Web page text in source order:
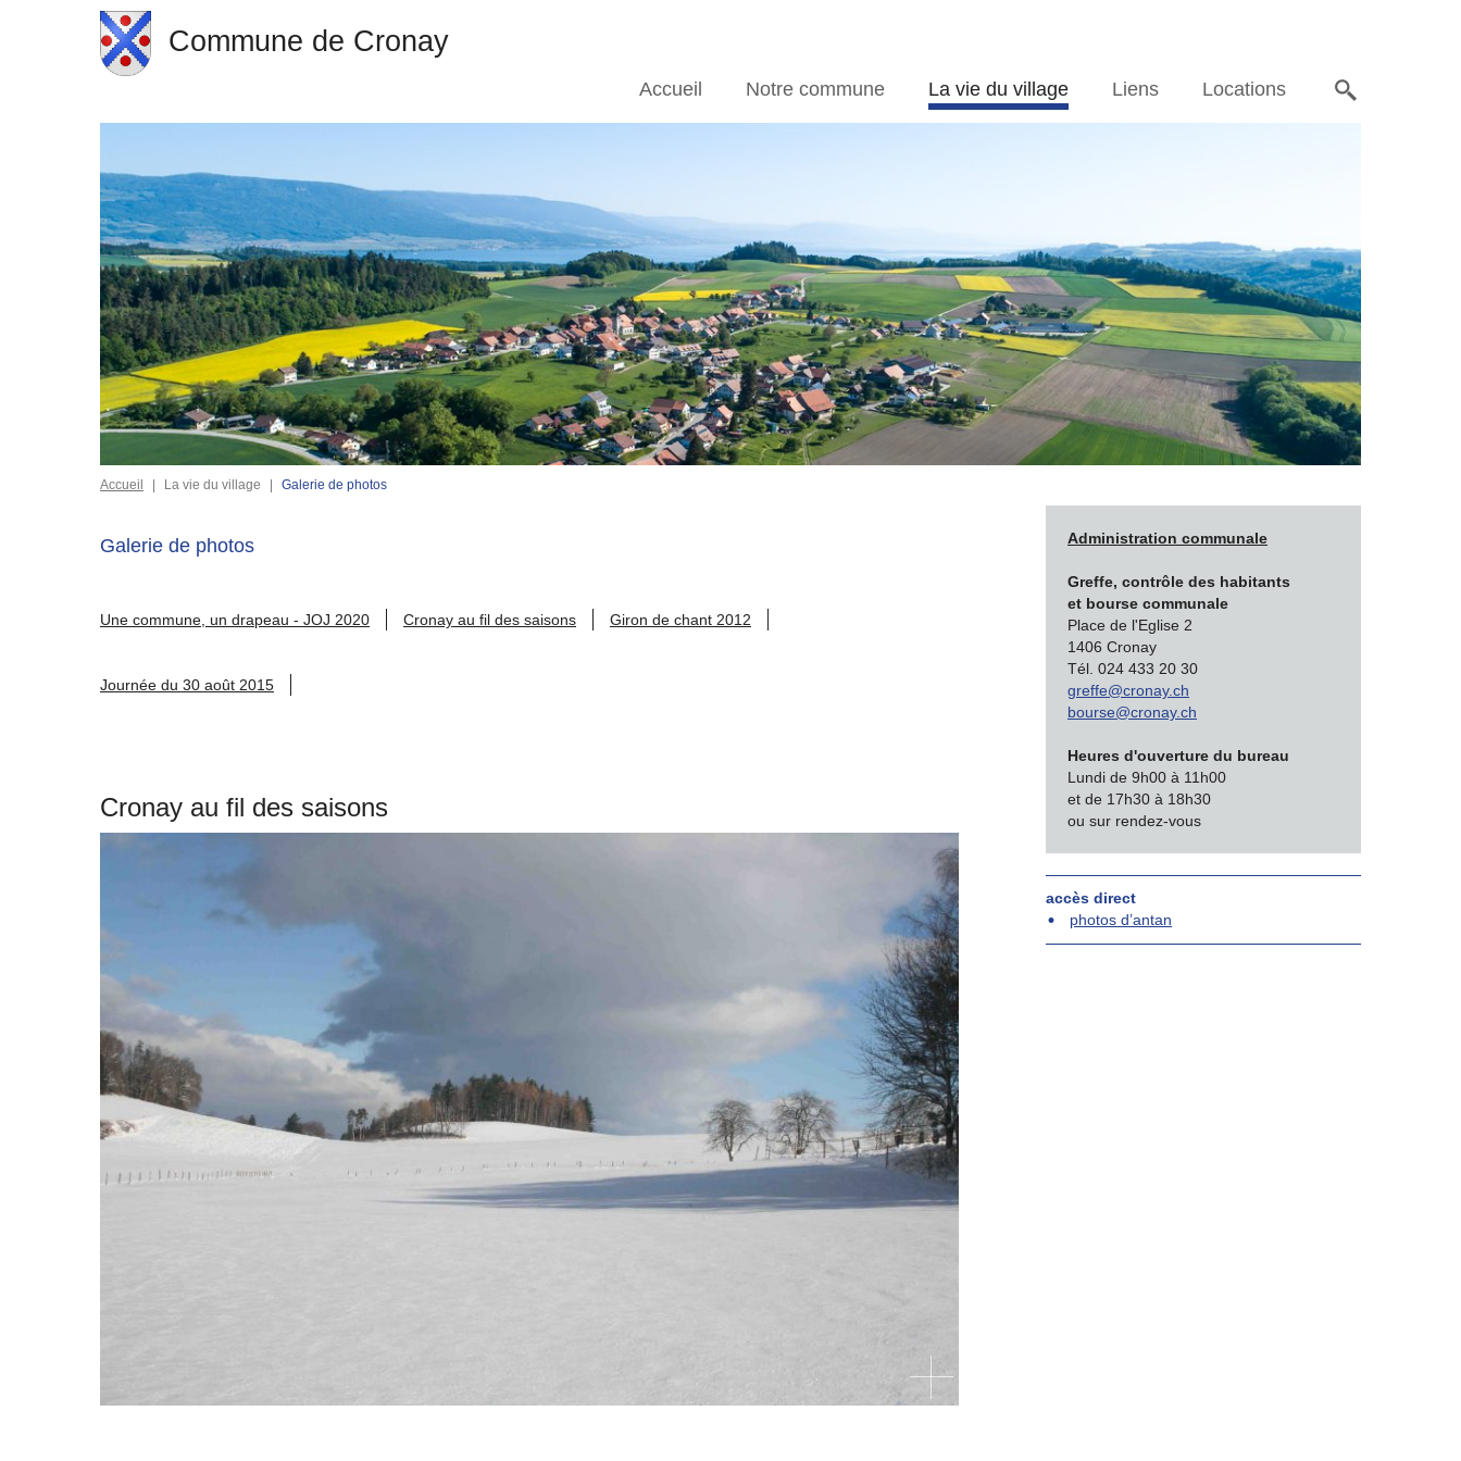
Commune de Cronay
Accueil Notre commune La vie du village Liens Locations
Accueil La vie du village Galerie de photos
Galerie de photos
Une commune, un drapeau - JOJ 2020 Cronay au fil des saisons Giron de chant 2012
Journée du 30 août 2015
Cronay au fil des saisons
Administration communale
Greffe, contrôle des habitants
et bourse communale
Place de l'Eglise 2
1406 Cronay
Tél. 024 433 20 30
greffe@cronay.ch
bourse@cronay.ch
Heures d'ouverture du bureau
Lundi de 9h00 à 11h00
et de 17h30 à 18h30
ou sur rendez-vous
accès direct
photos d’antan